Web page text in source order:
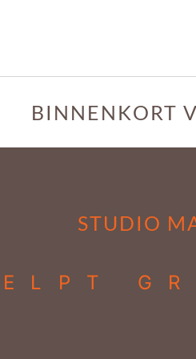
BINNENKORT
STUDIO